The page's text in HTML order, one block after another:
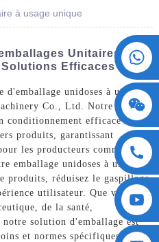
à usage unique
Unitaires À
Efficaces
unidoses à usage
Co., Ltd. Notre
conditionnement efficace et
produits, garantissant
les producteurs comme pour
emballage unidoses à usage
produits, réduisez le gaspillage
utilisateur. Que vous
de la santé,
solution d'emballage est
et normes spécifiques. La